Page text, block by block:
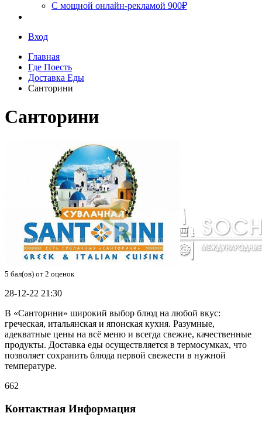
С мощной онлайн-рекламой 900₽
Вход
Главная
Где Поесть
Доставка Еды
Санторини
Санторини
5 бал(ов) от 2 оценок
28-12-22 21:30
В «Санторини» широкий выбор блюд на любой вкус:
греческая, итальянская и японская кухня. Разумные,
адекватные цены на всё меню и всегда свежие, качественные
продукты. Доставка еды осуществляется в термосумках, что
позволяет сохранить блюда первой свежести в нужной
температуре.
662
Контактная Информация